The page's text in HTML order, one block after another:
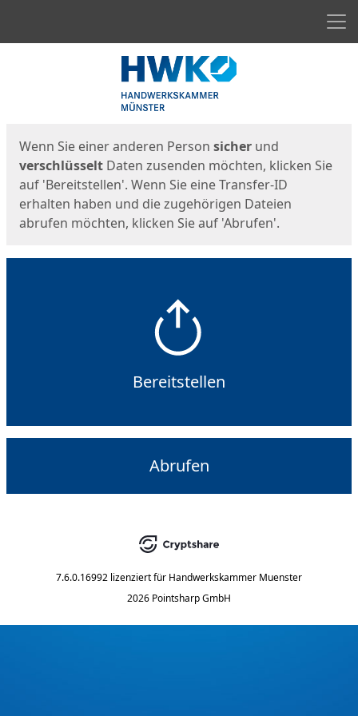
Wenn Sie einer anderen Person sicher und
verschlüsselt Daten zusenden möchten, klicken Sie
auf 'Bereitstellen'. Wenn Sie eine Transfer-ID
erhalten haben und die zugehörigen Dateien
abrufen möchten, klicken Sie auf 'Abrufen'.
Bereitstellen
Abrufen
7.6.0.16992 lizenziert für Handwerkskammer Muenster
2026 Pointsharp GmbH